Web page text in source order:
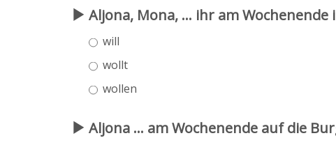
Aljona, Mona, ... ihr am
will
wollt
wollen
Aljona ... am Wochenende auf die